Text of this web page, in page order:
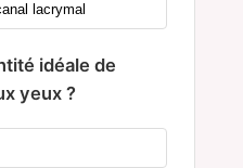
lacrymal
idéale de
yeux ?